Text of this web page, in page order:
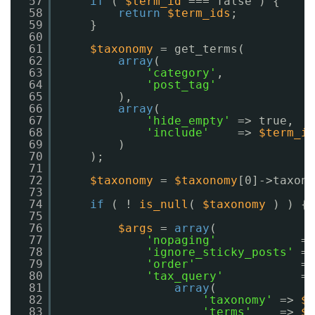
58
59
60
61
62
63
64
65
66
67
68
69
70
71
72
73
74
75
76
77
78
79
80
81
82
83
return
$term_ids ;
}
$taxonomy = get_terms(
array (
'category' ,
'post_tag'
),
array (
'hide_empty'
=> true,
'include'
=> $term_id
)
);
$taxonomy = $taxonomy [0]-
if
( ! is_null ( $taxonomy
) ) {
$args
= array (
'nopaging'
'ignore_sticky_posts'
'order'
'tax_query'
array (
'taxonomy'
=>
'terms'
=>